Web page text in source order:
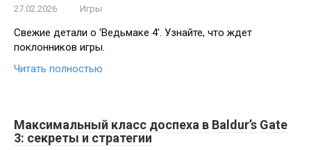
27.02.2026 Игры
Свежие детали о 'Ведьмаке 4'. Узнайте, что ждет
поклонников игры.
Читать полностью
Максимальный класс доспеха в Baldur’s Gate
3: секреты и стратегии